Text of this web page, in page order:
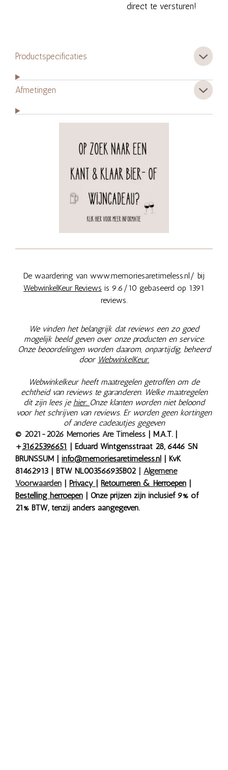
direct te versturen!
Productspecificaties
Afmetingen
De waardering van www.memoriesaretimeless.nl/ bij
WebwinkelKeur Reviews is 9.6/10 gebaseerd op 1391
reviews.
We vinden het belangrijk dat reviews een zo goed
mogelijk beeld geven over onze producten en service.
Onze beoordelingen worden daarom, onpartijdig, beheerd
door WebwinkelKeur.
Webwinkelkeur heeft maatregelen getroffen om de
echtheid van reviews te garanderen. Welke maatregelen
dit zijn lees je hier. Onze klanten worden niet beloond
voor het schrijven van reviews. Er worden geen kortingen
of andere cadeautjes gegeven
© 2021-2026 Memories Are Timeless | M.A.T. |
+31625396651
| Eduard Wintgensstraat 28, 6446 SN
BRUNSSUM | info@memoriesaretimeless.nl
| KvK
81462913 | BTW NL003566935B02
Algemene
Voorwaarden
Privacy Retourneren & Herroepen
Bestelling herroepen | Onze prijzen zijn inclusief 9% of
21% BTW, tenzij anders aangegeven.